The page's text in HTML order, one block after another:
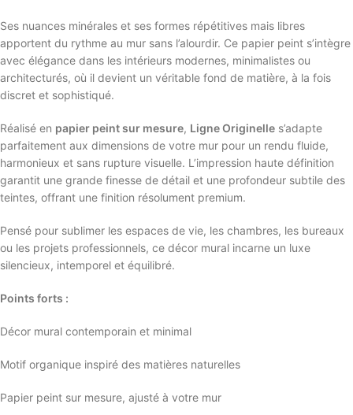
Ses nuances minérales et ses formes répétitives mais libres
apportent du rythme au mur sans l’alourdir. Ce papier peint s’intègre
avec élégance dans les intérieurs modernes, minimalistes ou
architecturés, où il devient un véritable fond de matière, à la fois
discret et sophistiqué.
Réalisé en papier peint sur mesure, Ligne Originelle s’adapte
parfaitement aux dimensions de votre mur pour un rendu fluide,
harmonieux et sans rupture visuelle. L’impression haute définition
garantit une grande finesse de détail et une profondeur subtile des
teintes, offrant une finition résolument premium.
Pensé pour sublimer les espaces de vie, les chambres, les bureaux
ou les projets professionnels, ce décor mural incarne un luxe
silencieux, intemporel et équilibré.
Points forts :
Décor mural contemporain et minimal
Motif organique inspiré des matières naturelles
Papier peint sur mesure, ajusté à votre mur